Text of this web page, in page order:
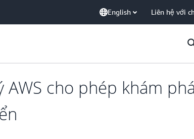
English Liên hệ với
AWS cho phép khám